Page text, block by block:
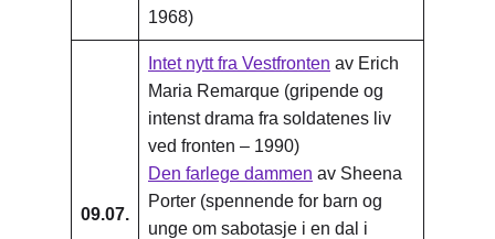
1968)
09.07.
Intet nytt fra Vestfronten av Erich
Maria Remarque (gripende og
intenst drama fra soldatenes liv
ved fronten – 1990)
Den farlege dammen av Sheena
Porter (spennende for barn og
unge om sabotasje i en dal i